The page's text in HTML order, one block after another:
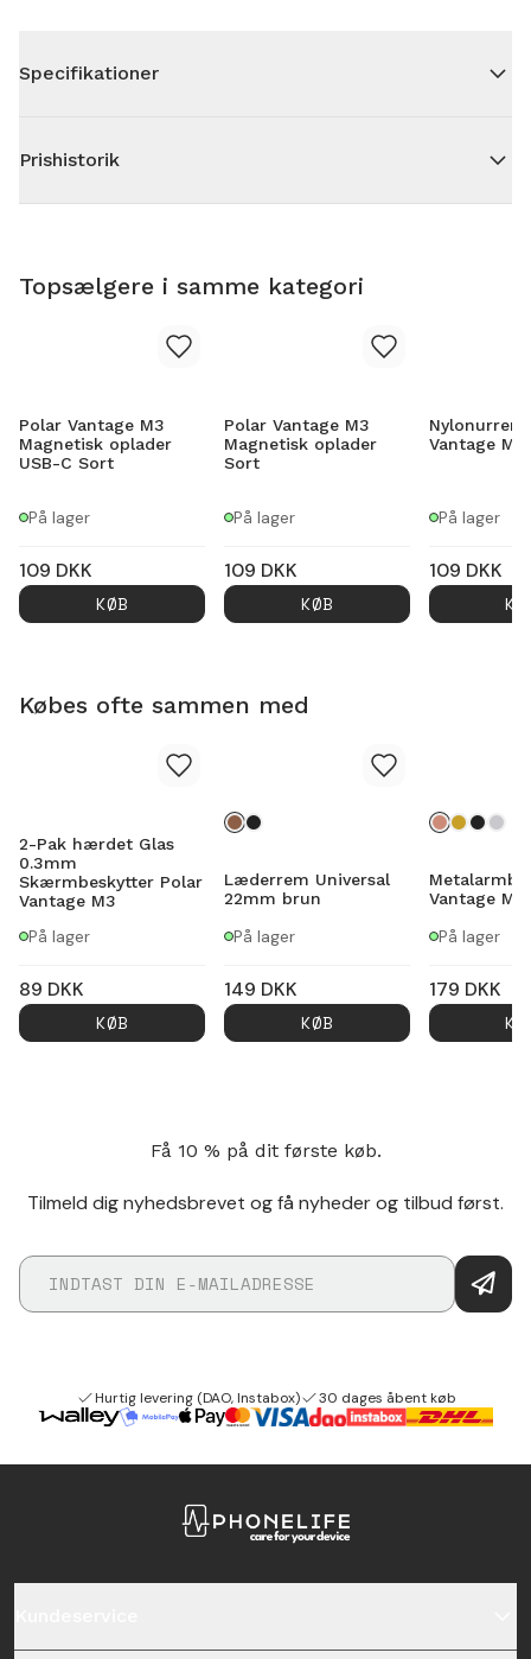
Specifikationer
Prishistorik
Topsælgere i samme kategori
Polar Vantage M3
Magnetisk oplader
USB-C Sort
På lager
109 DKK
KØB
Polar Vantage M3
Magnetisk oplader
Sort
På lager
109 DKK
KØB
Nylonurrem
Vantage
På lager
109 DKK
Købes ofte sammen med
2-Pak hærdet Glas
0.3mm
Skærmbeskytter Polar
Vantage M3
På lager
89 DKK
KØB
Læderrem Universal
22mm brun
På lager
149 DKK
KØB
Vantage
På lager
179 DKK
Få 10 % på dit første køb.
Tilmeld dig nyhedsbrevet og få nyheder og tilbud først.
Hurtig levering (DAO, Instabox) 30 dages åbent køb